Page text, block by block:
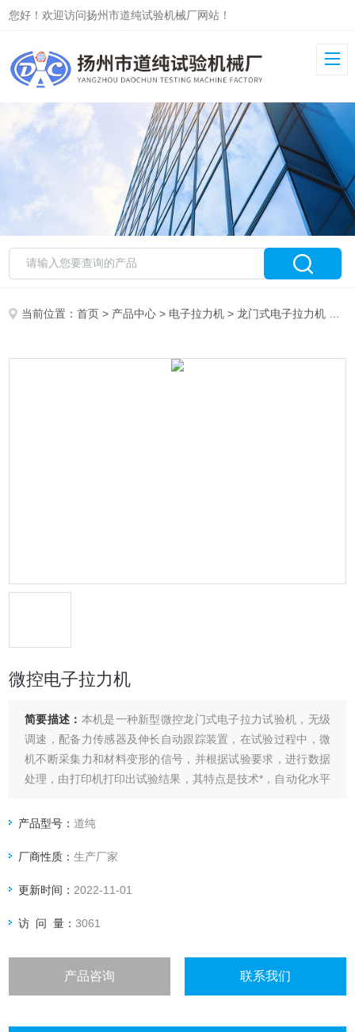
您好！欢迎访问扬州市道纯试验机械厂网站！
当前位置：首页 > 产品中心 > 电子拉力机 >龙门式电子拉力机
微控电子拉力机
简要描述： 本机是一种新型微控龙门式电子拉力试验机，无级
调速，配备力传感器及伸长自动跟踪装置，在试验过程中，微
机不断采集力和材料变形的信号，并根据试验要求，进行数据
处理，由打印机打印出试验结果，其特点是技术*，自动化水平
进行科学搭配，帮助您选择更为经济实用的产品，欢迎您来实
产品型号：道纯
厂商性质：生产厂家
更新时间： 2022-11-01
访 问 量：3061
产品咨询 联系我们